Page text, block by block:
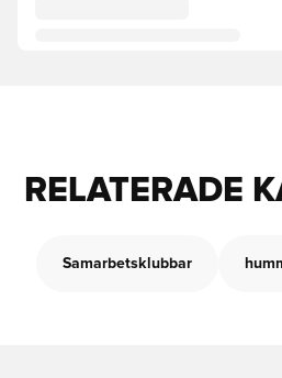
RELATERADE
Samarbetsklubbar